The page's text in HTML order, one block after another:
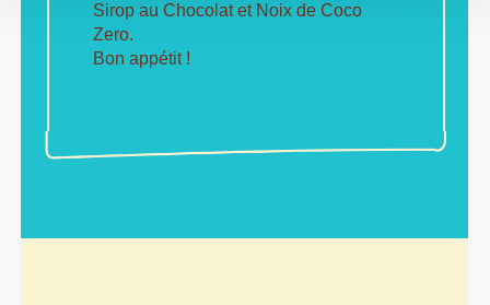
Sirop au Chocolat et Noix de Coco
Zero.
Bon appétit !